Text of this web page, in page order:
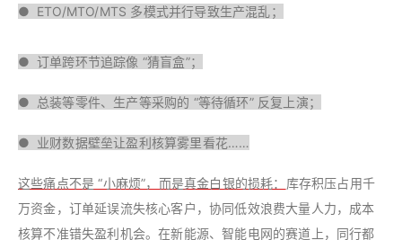
● ETO/MTO/MTS 多模式并行导致生产混乱；
● 订单跨环节追踪像 “猜盲盒”；
● 总装等零件、生产等采购的 “等待循环” 反复上演；
● 业财数据壁垒让盈利核算雾里看花……
这些痛点不是 “小麻烦”，而是真金白银的损耗： 库存积压占用千
万资金，订单延误流失核心客户，协同低效浪费大量人力，成本
核算不准错失盈利机会。在新能源、智能电网的赛道上，同行都